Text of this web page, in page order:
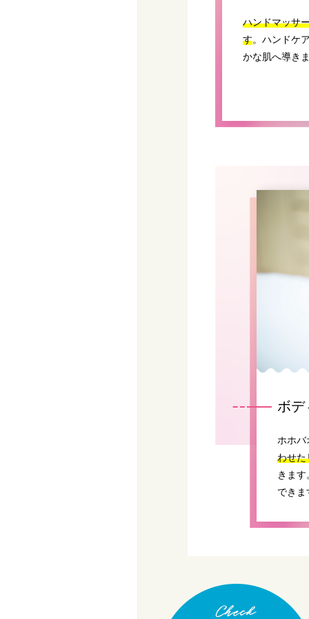
ハンドマッサ
す。ハンドケ
かな肌へ導き
ボデ
ホホバ
わせた
きま
できま